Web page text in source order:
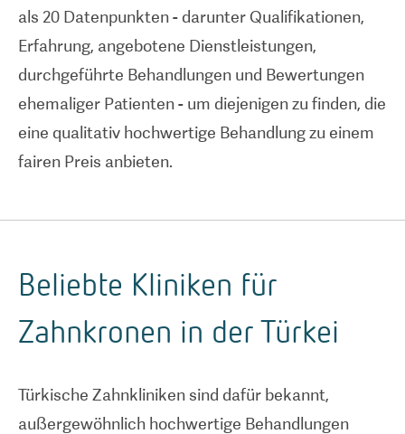
als 20 Datenpunkten - darunter Qualifikationen,
Erfahrung, angebotene Dienstleistungen,
durchgeführte Behandlungen und Bewertungen
ehemaliger Patienten - um diejenigen zu finden, die
eine qualitativ hochwertige Behandlung zu einem
fairen Preis anbieten.
Beliebte Kliniken für
Zahnkronen in der Türkei
Türkische Zahnkliniken sind dafür bekannt,
außergewöhnlich hochwertige Behandlungen